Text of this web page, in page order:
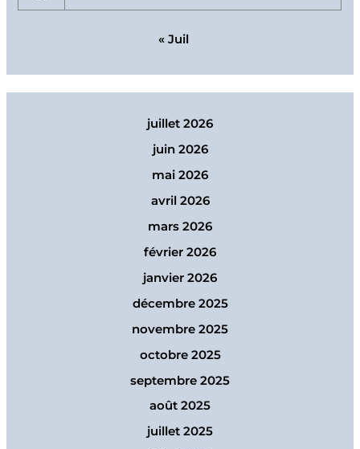
« Juil
juillet 2026
juin 2026
mai 2026
avril 2026
mars 2026
février 2026
janvier 2026
décembre 2025
novembre 2025
octobre 2025
septembre 2025
août 2025
juillet 2025